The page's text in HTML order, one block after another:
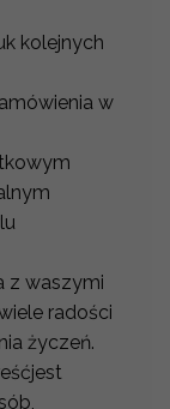
kolejnych
w
z waszymi
radości
życzeń.